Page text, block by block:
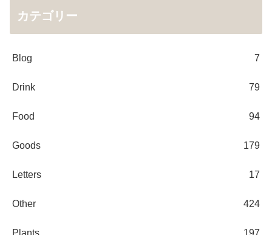
カテゴリー
Blog 7
Drink 79
Food 94
Goods 179
Letters 17
Other 424
Plants 197